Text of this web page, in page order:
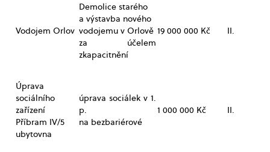
Vodojem Orlov
Demolice starého
a výstavba nového
vodojemu v Orlově
za účelem
zkapacitnění
19 000 000 Kč II.
Úprava
sociálního
zařízení
Příbram IV/5
ubytovna
úprava sociálek v 1.
p.
na bezbariérové
1 000 000 Kč II.